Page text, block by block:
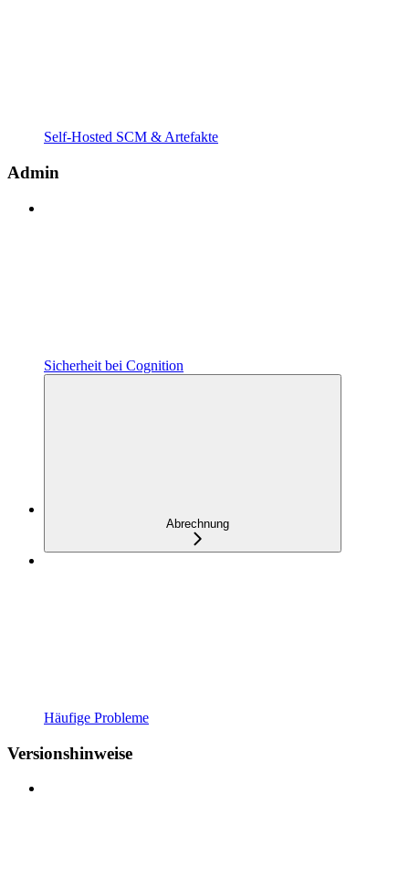
Self-Hosted SCM & Artefakte
Admin
Sicherheit bei Cognition
Abrechnung
Häufige Probleme
Versionshinweise